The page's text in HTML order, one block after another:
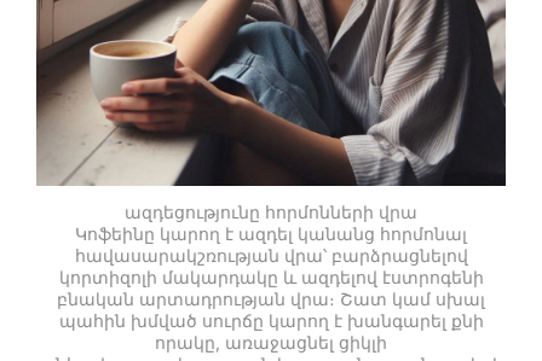
ազդեցությունը հորմոնների վրա
Կոֆեինը կարող է ազդել կանանց հորմոնալ
հավասարակշռության վրա՝ բարձրացնելով
կորտիզոլի մակարդակը և ազդելով էստրոգենի
բնական արտադրության վրա։ Շատ կամ սխալ
պահին խմված սուրճը կարող է խանգարել քնի
որակը, առաջացնել ցիկլի